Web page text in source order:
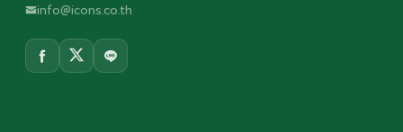
info@icons.co.th